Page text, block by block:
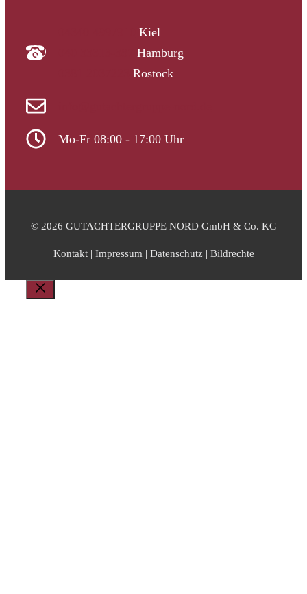
Kiel
Hamburg
Rostock
Mo-Fr 08:00 - 17:00 Uhr
© 2026 GUTACHTERGRUPPE NORD GmbH & Co. KG
Kontakt| Impressum | Datenschutz| Bildrechte
Schließen